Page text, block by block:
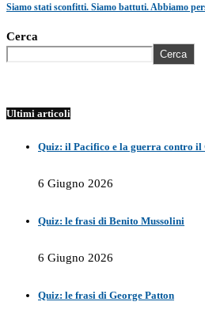
Siamo stati sconfitti. Siamo battuti. Abbiamo
Cerca
Cerca
Ultimi articoli
Quiz: il Pacifico e la guerra contro il
6 Giugno 2026
Quiz: le frasi di Benito Mussolini
6 Giugno 2026
Quiz: le frasi di George Patton